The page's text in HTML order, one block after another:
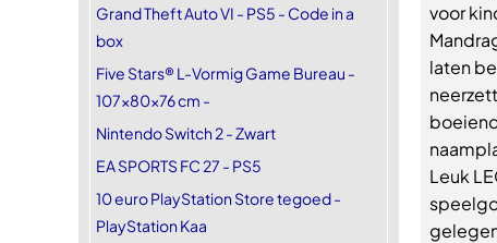
Grand Theft Auto VI - PS5 - Code in a
box
Five Stars® L-Vormig Game Bureau -
107x80x76 cm -
Nintendo Switch 2 - Zwart
EA SPORTS FC 27 - PS5
10 euro PlayStation Store tegoed -
PlayStation Kaa
voor
laten
Leuk